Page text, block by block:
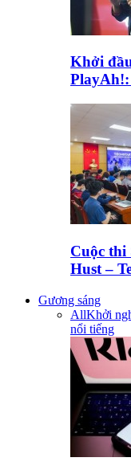
Khởi
Cuộc thi
Hust –
Gương sáng
AllKhởi
nổi tiếng